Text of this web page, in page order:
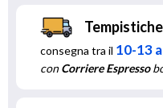
consegna tra il 10-13
conCorriere Espresso